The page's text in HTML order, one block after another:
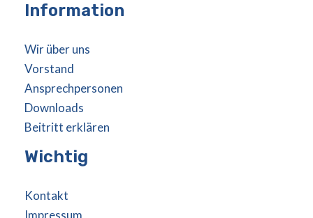
Information
Wir über uns
Vorstand
Ansprechpersonen
Downloads
Beitritt erklären
Wichtig
Kontakt
Impressum